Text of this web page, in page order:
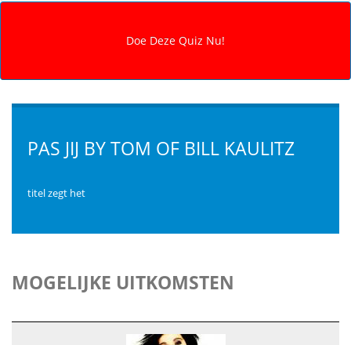
PAS JIJ BY TOM OF BILL KAULITZ
titel zegt het
MOGELIJKE UITKOMSTEN